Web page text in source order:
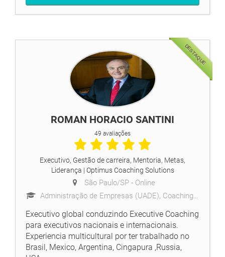
DESTAQUE
ROMAN HORACIO SANTINI
49 avaliações
Executivo, Gestão de carreira, Mentoria, Metas,
Liderança | Optimus Coaching Solutions
São Paulo/SP - Online
Administração de Empresas (UADE), Coaching (Columbia University), Master Coach (Act.Coaching), PNL
Executivo global conduzindo Executive Coaching
para executivos nacionais e internacionais.
Experiencia multicultural por ter trabalhado no
Brasil, Mexico, Argentina, Cingapura ,Russia,